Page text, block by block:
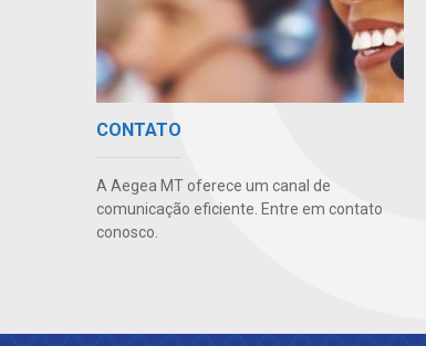
CONTATO
A Aegea MT oferece um canal de
comunicação eficiente. Entre em contato
conosco.